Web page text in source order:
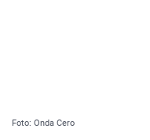
Foto: Onda Cero